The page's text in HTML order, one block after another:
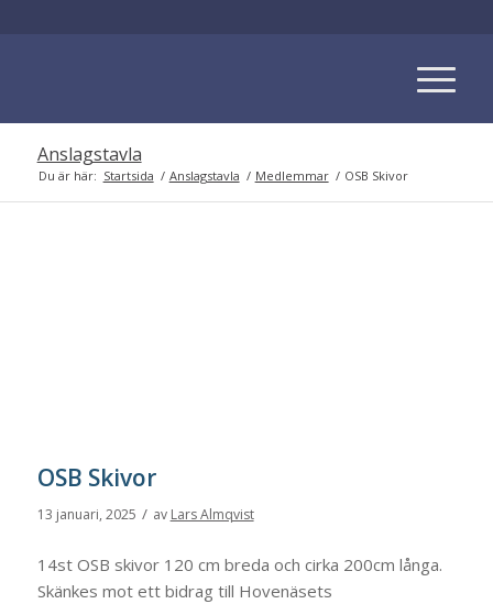
Anslagstavla
Du är här: Startsida / Anslagstavla / Medlemmar / OSB Skivor
OSB Skivor
13 januari, 2025 / av Lars Almqvist
14st OSB skivor 120 cm breda och cirka 200cm långa.
Skänkes mot ett bidrag till Hovenäsets